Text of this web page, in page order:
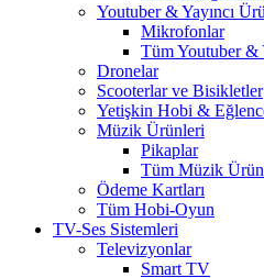
Youtuber & Yayıncı
Mikrofonlar
Tüm Youtuber &
Dronelar
Scooterlar ve Bisikletler
Yetişkin Hobi &
Müzik Ürünleri
Pikaplar
Tüm Müzik
Ödeme Kartları
Tüm Hobi-Oyun
TV-Ses Sistemleri
Televizyonlar
Smart TV